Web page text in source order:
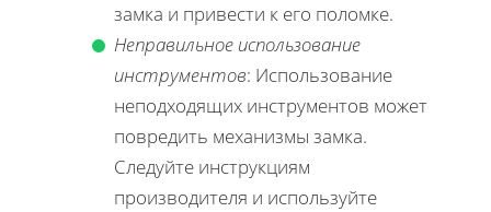
замка и привести к его поломке.
Неправильное использование
инструментов: Использование
неподходящих инструментов может
повредить механизмы замка.
Следуйте инструкциям
производителя и используйте